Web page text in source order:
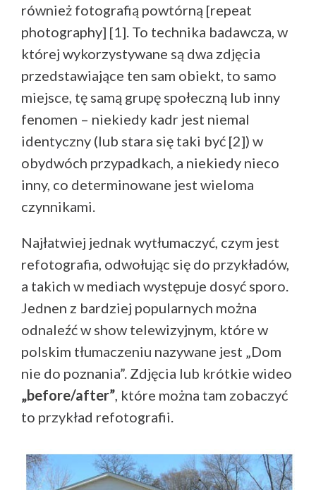
również fotografią powtórną [repeat
photography] [1]. To technika badawcza, w
której wykorzystywane są dwa zdjęcia
przedstawiające ten sam obiekt, to samo
miejsce, tę samą grupę społeczną lub inny
fenomen – niekiedy kadr jest niemal
identyczny (lub stara się taki być [2]) w
obydwóch przypadkach, a niekiedy nieco
inny, co determinowane jest wieloma
czynnikami.
Najłatwiej jednak wytłumaczyć, czym jest
refotografia, odwołując się do przykładów,
a takich w mediach występuje dosyć sporo.
Jednen z bardziej popularnych można
odnaleźć w show telewizyjnym, które w
polskim tłumaczeniu nazywane jest „Dom
nie do poznania”. Zdjęcia lub krótkie wideo
„before/after”, które można tam zobaczyć
to przykład refotografii.